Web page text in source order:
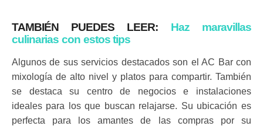
TAMBIÉN PUEDES LEER: Haz maravillas
culinarias con estos tips
Algunos de sus servicios destacados son el AC Bar con
mixología de alto nivel y platos para compartir. También
se destaca su centro de negocios e instalaciones
ideales para los que buscan relajarse. Su ubicación es
perfecta para los amantes de las compras por su